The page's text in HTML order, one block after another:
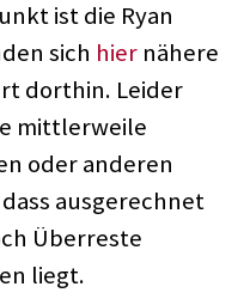
ist die Ryan
sich hier nähere
dorthin. Leider
mittlerweile
oder anderen
ausgerechnet
Überreste
liegt.